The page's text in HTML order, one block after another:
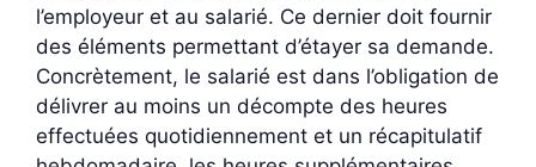
l’employeur et au salarié. Ce dernier doit fournir
des éléments permettant d’étayer sa demande.
Concrètement, le salarié est dans l’obligation de
délivrer au moins un décompte des heures
effectuées quotidiennement et un récapitulatif